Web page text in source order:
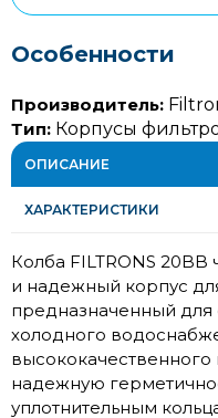
Особенности
Производитель:
Тип: Корпусы
ОПИСАНИЕ
ХАРАКТЕРИСТИКИ
Колба FILTRONS
и надежный корпус
предназначенный для
холодного
надежную
уплотнительным